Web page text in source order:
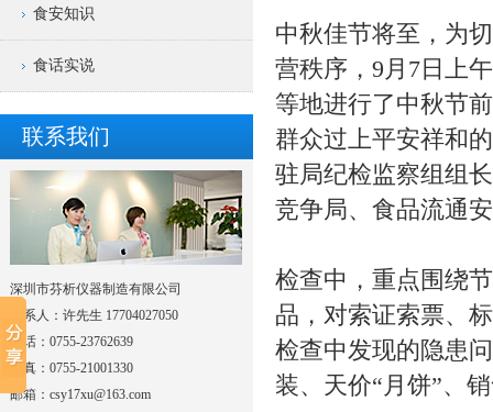
食安知识
食话实说
联系我们
深圳市芬析仪器制造有限公司
联系人：许先生 17704027050
电话：0755-23762639
传真：0755-21001330
邮箱：csy17xu@163.com
中秋佳节将至，为
营秩序，9月7日上
等地进行了中秋节
群众过上平安祥和
驻局纪检监察组组
竞争局、食品流通
检查中，重点围绕
品，对索证索票、
检查中发现的隐患
装、天价“月饼”、